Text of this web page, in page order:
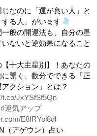
で、自分の目標に向かって、
ちましょう。
なのに「運が良い人」と
する人」がいます
般の開運法も、自分の星
いないと逆効果になること
【十大主星別】！あなたの
に開く、数分でできる「正
アクション」とは？
t.co/JxYSfSf5Qn
#運気アップ
E8IRYol8dl
（アゲウン）占い